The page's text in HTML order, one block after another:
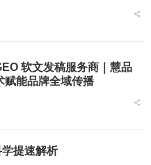
软文发稿服务商｜慧品
赋能品牌全域传播
提速解析